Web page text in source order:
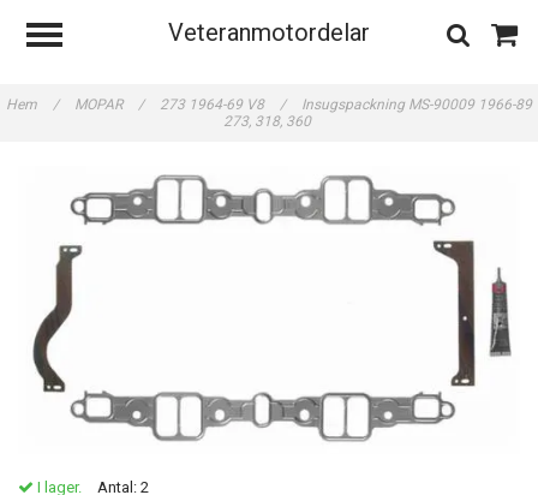
Veteranmotordelar
Hem / MOPAR / 273 1964-69 V8 /
Insugspackning MS-90009 1966-89
273, 318, 360
I lager. Antal: 2